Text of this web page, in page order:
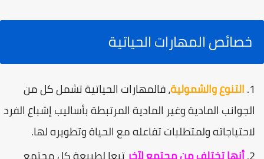
خصائص المهارات الحياتية
التنوع والشمولية، فالمهارات الحياتية تشمل كل من
الجوانب المادية وغير المادية المرتبطة بأساليب إشباع الفرد
لاحتياجاته ولمتطلبات تفاعله مع الحياة وتطويره لها.